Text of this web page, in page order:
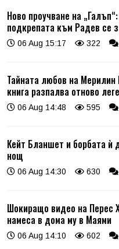
Ново проучване на
подкрепата към Радев се
06 Aug 15:17 322
Тайната любов на
книга разпалва отново
06 Aug 14:48 595
Кейт Бланшет и борбата ѝ
нощ
06 Aug 14:30 630
Шокиращо видео на Перес
намеса в дома му в Маями
06 Aug 14:10 602